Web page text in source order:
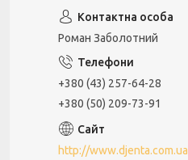
Роман Заболотний
+380 (43) 257-64-28
+380 (50) 209-73-91
http://www.djenta.com.ua